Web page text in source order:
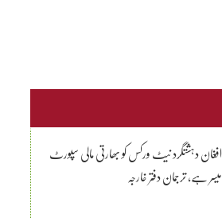
افغان دہشتگرد نیٹ ورکس کو بھارتی مالی سپورٹ
میسر ہے، ترجمان دفتر خارجہ